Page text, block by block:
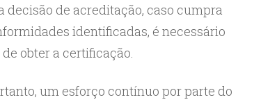
decisão de acreditação, caso cumpra
identificadas, é necessário
obter a certificação.
um esforço contínuo por parte do